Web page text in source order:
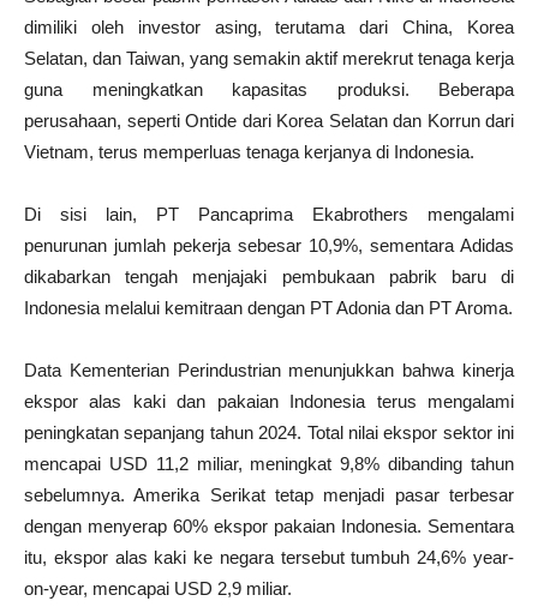
dimiliki oleh investor asing, terutama dari China, Korea
Selatan, dan Taiwan, yang semakin aktif merekrut tenaga kerja
guna meningkatkan kapasitas produksi. Beberapa
perusahaan, seperti Ontide dari Korea Selatan dan Korrun dari
Vietnam, terus memperluas tenaga kerjanya di Indonesia.
Di sisi lain, PT Pancaprima Ekabrothers mengalami
penurunan jumlah pekerja sebesar 10,9%, sementara Adidas
dikabarkan tengah menjajaki pembukaan pabrik baru di
Indonesia melalui kemitraan dengan PT Adonia dan PT Aroma.
Data Kementerian Perindustrian menunjukkan bahwa kinerja
ekspor alas kaki dan pakaian Indonesia terus mengalami
peningkatan sepanjang tahun 2024. Total nilai ekspor sektor ini
mencapai USD 11,2 miliar, meningkat 9,8% dibanding tahun
sebelumnya. Amerika Serikat tetap menjadi pasar terbesar
dengan menyerap 60% ekspor pakaian Indonesia. Sementara
itu, ekspor alas kaki ke negara tersebut tumbuh 24,6% year-
on-year, mencapai USD 2,9 miliar.